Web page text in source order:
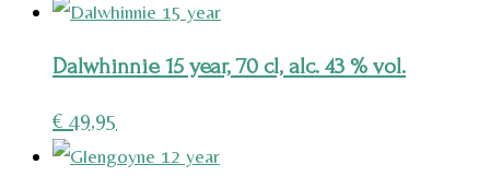
Dalwhinnie 15 year, 70 cl, alc. 43 % vol.
€ 49,95